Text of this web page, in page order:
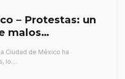
– Protestas: un
malos
Ciudad de México ha
lo…